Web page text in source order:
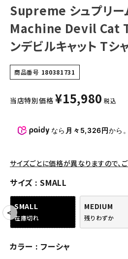
キャップ・ハット
ニット帽・ビーニー
その他バッグ類
スニーカー・ブーツ
COLLABORATION BRAND
SEASON
CONTENTS
ようこそ ゲスト 様
Supreme シュプリ
Machine Devil Cat
ンデビルキャット Tシ
商品番号 180381731
当店特別価格 ¥15,980 税込
なら 月々5,326円から
サイズごとに価格が異なりますので、
サイズ SMALL
SMALL
在庫切れ
MEDIUM
残りわずか
カラー フーシャ